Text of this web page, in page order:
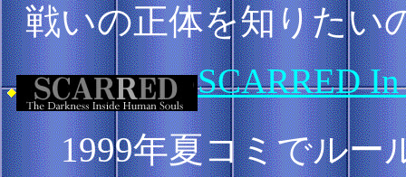
戦いの正体を知りたい
SCARRED In
1999年夏コミでルー